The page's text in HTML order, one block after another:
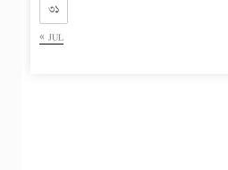
« JUL
৩১